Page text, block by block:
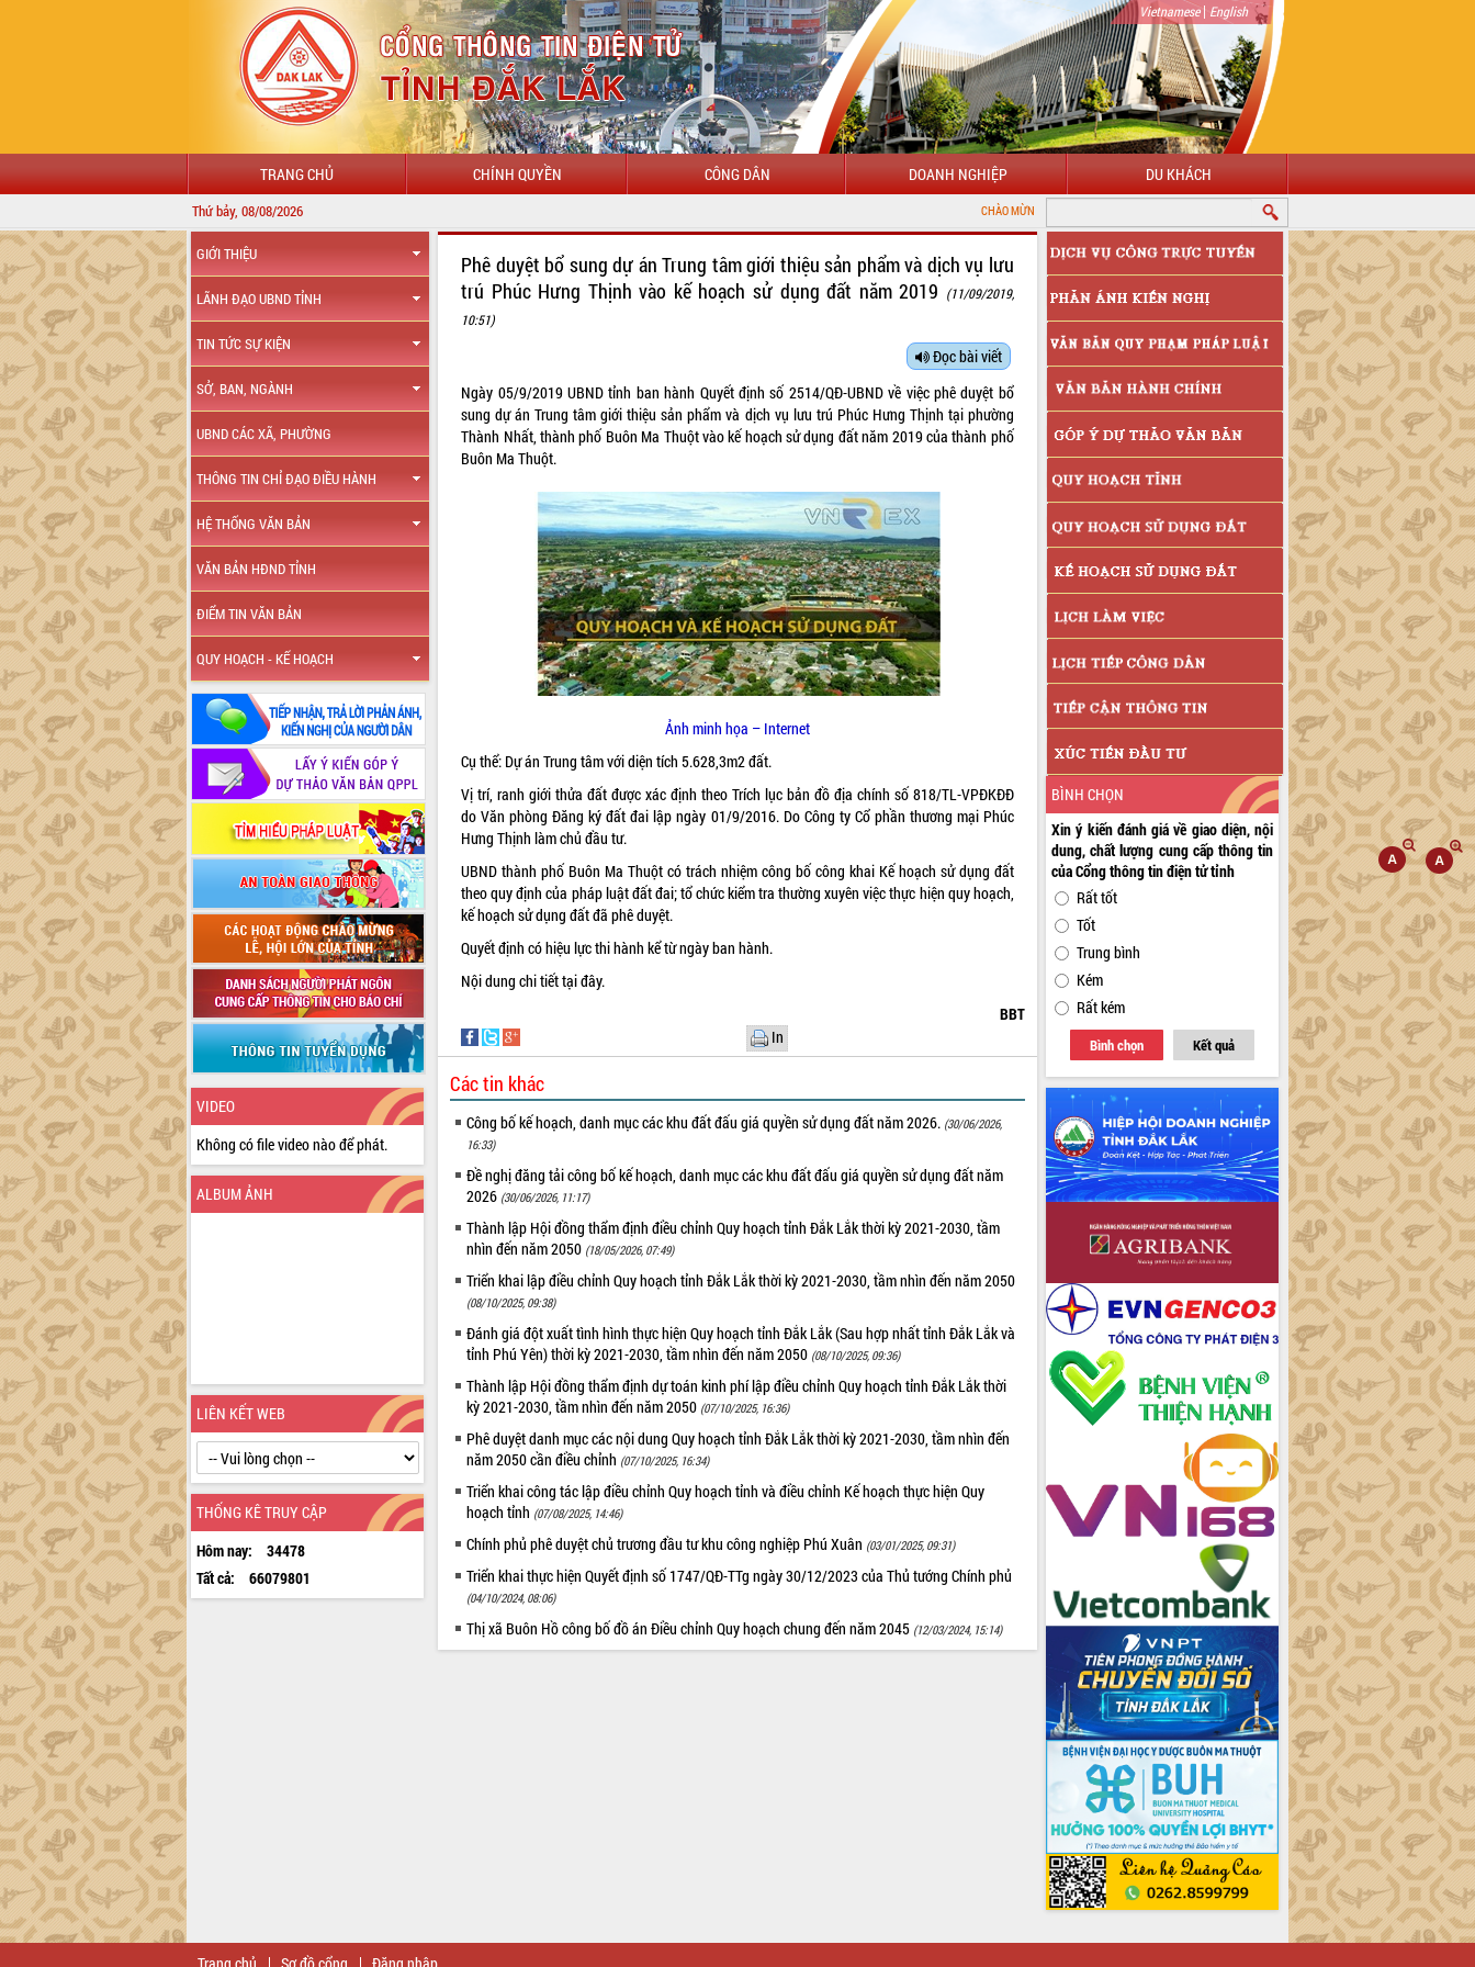
Vietnamese| English
TRANG CHỦ CHÍNH QUYỀN CÔNG DÂN DOANH NGHIỆP DU KHÁCH
Thứ bảy, 08/08/2026 CHÀO MỪNG ĐẾN VỚI CỔNG THÔNG TIN ĐIỆN TỬ TỈNH ĐẮK LẮK
GIỚI THIỆU
LÃNH ĐẠO UBND TỈNH
TIN TỨC SỰ KIỆN
SỞ, BAN, NGÀNH
UBND CÁC XÃ, PHƯỜNG
THÔNG TIN CHỈ ĐẠO ĐIỀU HÀNH
HỆ THỐNG VĂN BẢN
VĂN BẢN HĐND TỈNH
ĐIỂM TIN VĂN BẢN
QUY HOẠCH - KẾ HOẠCH
VIDEO
Không có file video nào để phát.
ALBUM ẢNH
LIÊN KẾT WEB
THỐNG KÊ TRUY CẬP
Hôm nay:
34478
Tất cả:
66079801
Phê duyệt bổ sung dự án Trung tâm giới thiệu sản phẩm và dịch vụ lưu
trú Phúc Hưng Thịnh vào kế hoạch sử dụng đất năm 2019 (11/09/2019,
10:51)
Đọc bài viết
Ngày 05/9/2019 UBND tỉnh ban hành Quyết định số 2514/QĐ-UBND về việc phê duyệt bổ
sung dự án Trung tâm giới thiệu sản phẩm và dịch vụ lưu trú Phúc Hưng Thịnh tại phường
Thành Nhất, thành phố Buôn Ma Thuột vào kế hoạch sử dụng đất năm 2019 của thành phố
Buôn Ma Thuột.
Ảnh minh họa – Internet
Cụ thể: Dự án Trung tâm với diện tích 5.628,3m2 đất.
Vị trí, ranh giới thửa đất được xác định theo Trích lục bản đồ địa chính số 818/TL-VPĐKĐĐ
do Văn phòng Đăng ký đất đai lập ngày 01/9/2016. Do Công ty Cổ phần thương mại Phúc
Hưng Thịnh làm chủ đầu tư.
UBND thành phố Buôn Ma Thuột có trách nhiệm công bố công khai Kế hoạch sử dụng đất
theo quy định của pháp luật đất đai; tổ chức kiểm tra thường xuyên việc thực hiện quy hoạch,
kế hoạch sử dụng đất đã phê duyệt.
Quyết định có hiệu lực thi hành kể từ ngày ban hành.
Nội dung chi tiếttại đây.
BBT
In
Các tin khác
Công bố kế hoạch, danh mục các khu đất đấu giá quyền sử dụng đất năm 2026. (30/06/2026,
16:33)
Đề nghị đăng tải công bố kế hoạch, danh mục các khu đất đấu giá quyền sử dụng đất năm
2026 (30/06/2026, 11:17)
Thành lập Hội đồng thẩm định điều chỉnh Quy hoạch tỉnh Đắk Lắk thời kỳ 2021-2030, tầm
nhìn đến năm 2050 (18/05/2026, 07:49)
Triển khai lập điều chỉnh Quy hoạch tỉnh Đắk Lắk thời kỳ 2021-2030, tầm nhìn đến năm 2050
(08/10/2025, 09:38)
Đánh giá đột xuất tình hình thực hiện Quy hoạch tỉnh Đắk Lắk (Sau hợp nhất tỉnh Đắk Lắk và
tỉnh Phú Yên) thời kỳ 2021-2030, tầm nhìn đến năm 2050 (08/10/2025, 09:36)
Thành lập Hội đồng thẩm định dự toán kinh phí lập điều chỉnh Quy hoạch tỉnh Đắk Lắk thời
kỳ 2021-2030, tầm nhìn đến năm 2050 (07/10/2025, 16:36)
Phê duyệt danh mục các nội dung Quy hoạch tỉnh Đắk Lắk thời kỳ 2021-2030, tầm nhìn đến
năm 2050 cần điều chỉnh (07/10/2025, 16:34)
Triển khai công tác lập điều chỉnh Quy hoạch tỉnh và điều chỉnh Kế hoạch thực hiện Quy
hoạch tỉnh (07/08/2025, 14:46)
Chính phủ phê duyệt chủ trương đầu tư khu công nghiệp Phú Xuân (03/01/2025, 09:31)
Triển khai thực hiện Quyết định số 1747/QĐ-TTg ngày 30/12/2023 của Thủ tướng Chính phủ
(04/10/2024, 08:06)
Thị xã Buôn Hồ công bố đồ án Điều chỉnh Quy hoạch chung đến năm 2045 (12/03/2024, 15:14)
BÌNH CHỌN
Xin ý kiến đánh giá về giao diện, nội
dung, chất lượng cung cấp thông tin
của Cổng thông tin điện tử tỉnh
Rất tốt
Tốt
Trung bình
Kém
Rất kém
Bình chọn Kết quả